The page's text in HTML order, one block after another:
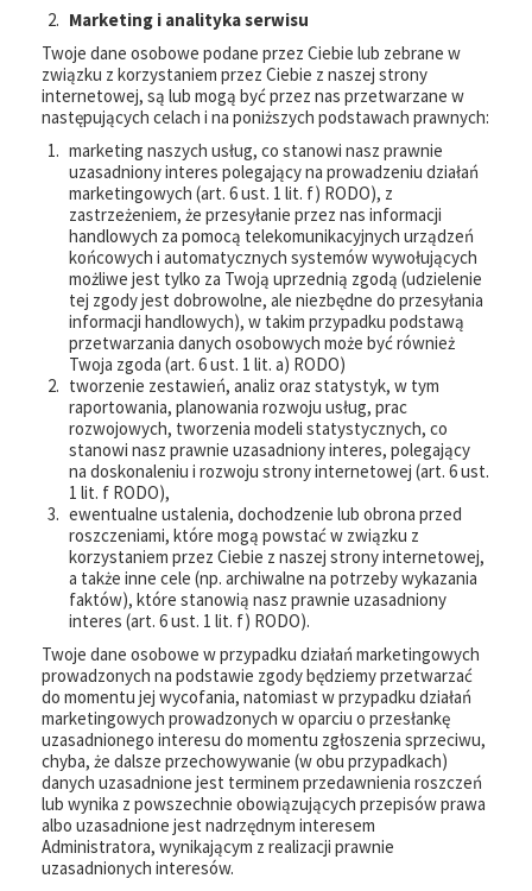
Marketing i analityka serwisu
Twoje dane osobowe podane przez Ciebie lub zebrane w
związku z korzystaniem przez Ciebie z naszej strony
internetowej, są lub mogą być przez nas przetwarzane w
następujących celach i na poniższych podstawach prawnych:
marketing naszych usług, co stanowi nasz prawnie
uzasadniony interes polegający na prowadzeniu działań
marketingowych (art. 6 ust. 1 lit. f) RODO), z
zastrzeżeniem, że przesyłanie przez nas informacji
handlowych za pomocą telekomunikacyjnych urządzeń
końcowych i automatycznych systemów wywołujących
możliwe jest tylko za Twoją uprzednią zgodą (udzielenie
tej zgody jest dobrowolne, ale niezbędne do przesyłania
informacji handlowych), w takim przypadku podstawą
przetwarzania danych osobowych może być również
Twoja zgoda (art. 6 ust. 1 lit. a) RODO)
tworzenie zestawień, analiz oraz statystyk, w tym
raportowania, planowania rozwoju usług, prac
rozwojowych, tworzenia modeli statystycznych, co
stanowi nasz prawnie uzasadniony interes, polegający
na doskonaleniu i rozwoju strony internetowej (art. 6 ust.
1 lit. f RODO),
ewentualne ustalenia, dochodzenie lub obrona przed
roszczeniami, które mogą powstać w związku z
korzystaniem przez Ciebie z naszej strony internetowej,
a także inne cele (np. archiwalne na potrzeby wykazania
faktów), które stanowią nasz prawnie uzasadniony
interes (art. 6 ust. 1 lit. f) RODO).
Twoje dane osobowe w przypadku działań marketingowych
prowadzonych na podstawie zgody będziemy przetwarzać
do momentu jej wycofania, natomiast w przypadku działań
marketingowych prowadzonych w oparciu o przesłankę
uzasadnionego interesu do momentu zgłoszenia sprzeciwu,
chyba, że dalsze przechowywanie (w obu przypadkach)
danych uzasadnione jest terminem przedawnienia roszczeń
lub wynika z powszechnie obowiązujących przepisów prawa
albo uzasadnione jest nadrzędnym interesem
Administratora, wynikającym z realizacji prawnie
uzasadnionych interesów.